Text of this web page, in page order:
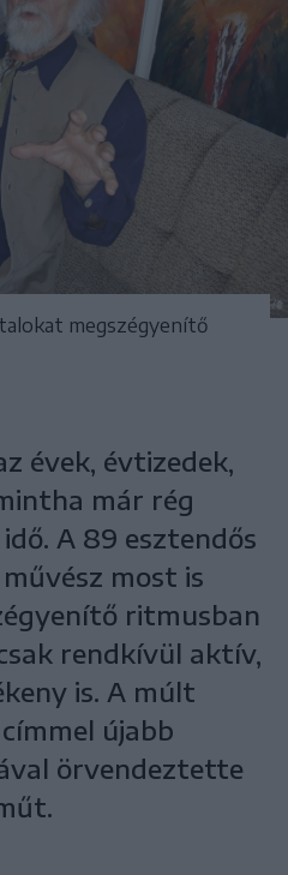
megszégyenítő
évek, évtizedek,
már rég
A 89 esztendős
most is
ritmusban
rendkívül aktív,
is. A múlt
újabb
örvendeztette